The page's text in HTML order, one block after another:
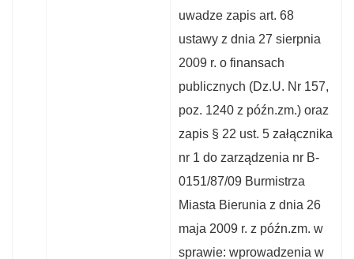
uwadze zapis art. 68
ustawy z dnia 27 sierpnia
2009 r. o finansach
publicznych (Dz.U. Nr 157,
poz. 1240 z późn.zm.) oraz
zapis § 22 ust. 5 załącznika
nr 1 do zarządzenia nr B-
0151/87/09 Burmistrza
Miasta Bierunia z dnia 26
maja 2009 r. z późn.zm. w
sprawie: wprowadzenia w